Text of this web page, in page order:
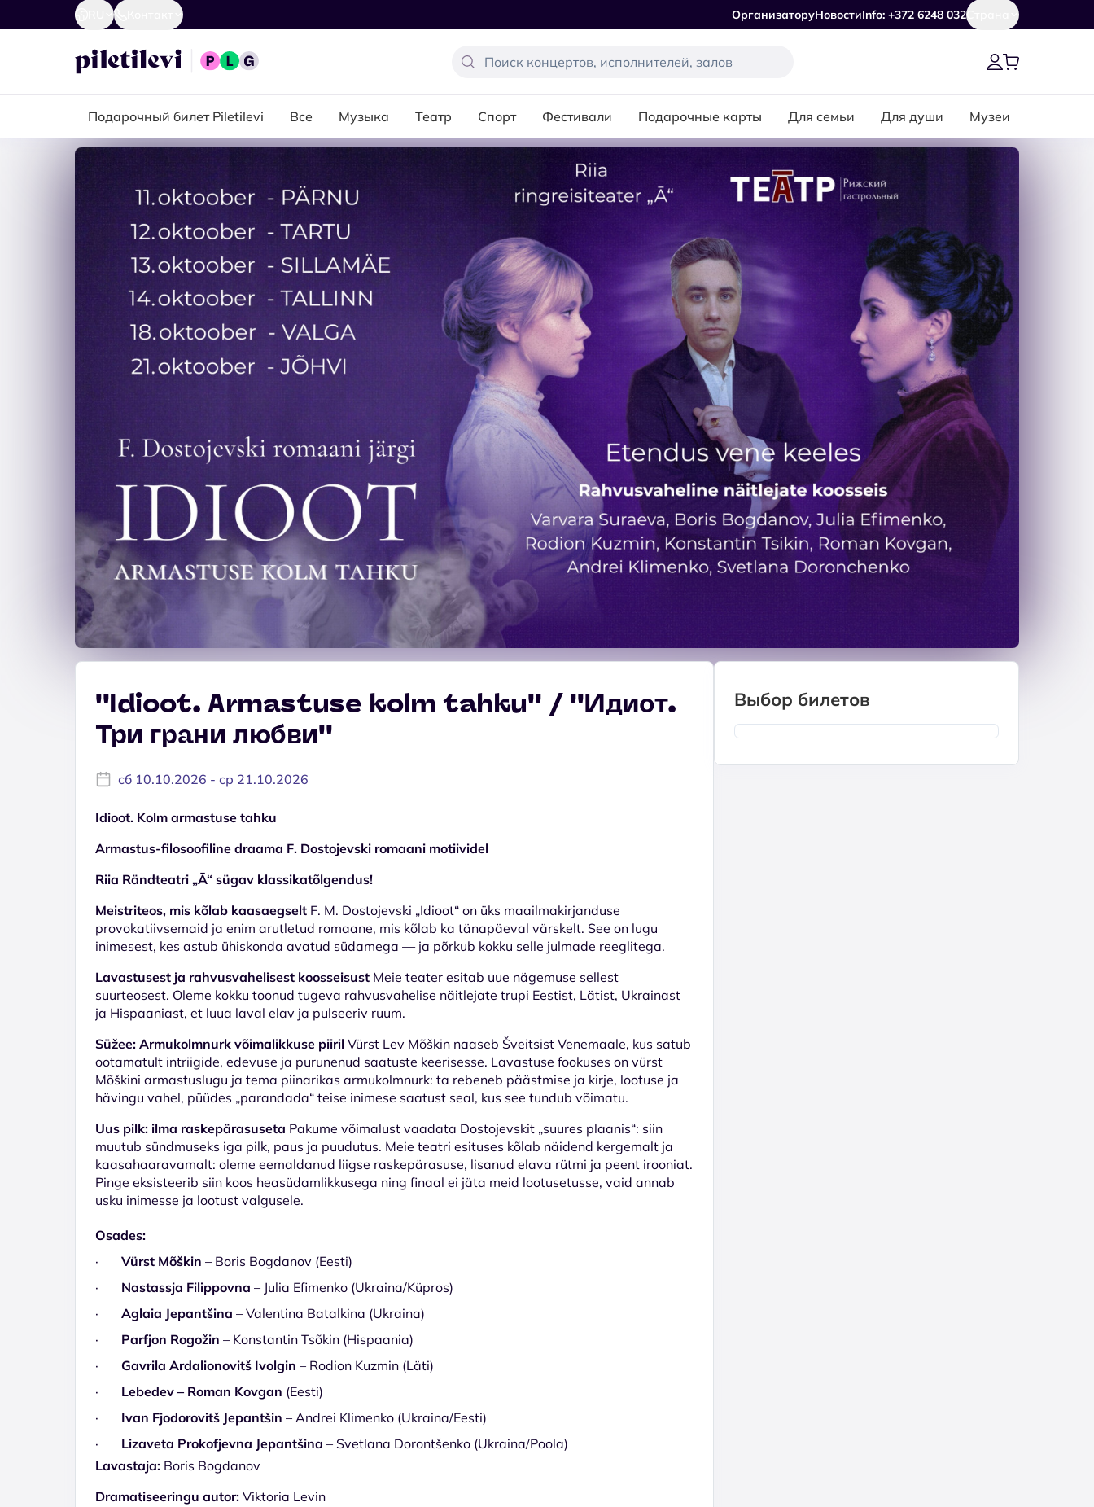
ОрганизаторуНовостиInfo: +372 6248 032Страна
Подарочный билет Piletilevi Все Музыка Театр Спорт Фестивали Подарочные карты Для семьи Для души Музеи
''Idioot. Armastuse kolm tahku'' / ''Идиот.
Три грани любви''
сб 10.10.2026 - ср 21.10.2026
Idioot. Kolm armastuse tahku
Armastus-filosoofiline draama F. Dostojevski romaani motiividel
Riia Rändteatri „Ā“ sügav klassikatõlgendus!
Meistriteos, mis kõlab kaasaegselt F. M. Dostojevski „Idioot“ on üks maailmakirjanduse
provokatiivsemaid ja enim arutletud romaane, mis kõlab ka tänapäeval värskelt. See on lugu
inimesest, kes astub ühiskonda avatud südamega — ja põrkub kokku selle julmade reeglitega.
Lavastusest ja rahvusvahelisest koosseisust Meie teater esitab uue nägemuse sellest
suurteosest. Oleme kokku toonud tugeva rahvusvahelise näitlejate trupi Eestist, Lätist, Ukrainast
ja Hispaaniast, et luua laval elav ja pulseeriv ruum.
Süžee: Armukolmnurk võimalikkuse piiril Vürst Lev Mõškin naaseb Šveitsist Venemaale, kus satub
ootamatult intriigide, edevuse ja purunenud saatuste keerisesse. Lavastuse fookuses on vürst
Mõškini armastuslugu ja tema piinarikas armukolmnurk: ta rebeneb päästmise ja kirje, lootuse ja
hävingu vahel, püüdes „parandada“ teise inimese saatust seal, kus see tundub võimatu.
Uus pilk: ilma raskepärasuseta Pakume võimalust vaadata Dostojevskit „suures plaanis“: siin
muutub sündmuseks iga pilk, paus ja puudutus. Meie teatri esituses kõlab näidend kergemalt ja
kaasahaaravamalt: oleme eemaldanud liigse raskepärasuse, lisanud elava rütmi ja peent irooniat.
Pinge eksisteerib siin koos heasüdamlikkusega ning finaal ei jäta meid lootusetusse, vaid annab
usku inimesse ja lootust valgusele.
Osades:
· Vürst Mõškin – Boris Bogdanov (Eesti)
· Nastassja Filippovna – Julia Efimenko (Ukraina/Küpros)
·
Aglaia Jepantšina – Valentina Batalkina (Ukraina)
· Parfjon Rogožin – Konstantin Tsõkin (Hispaania)
·
Gavrila Ardalionovitš Ivolgin – Rodion Kuzmin (Läti)
· Lebedev – Roman Kovgan (Eesti)
· Ivan Fjodorovitš Jepantšin – Andrei Klimenko (Ukraina/Eesti)
·
Lizaveta Prokofjevna Jepantšina – Svetlana Dorontšenko (Ukraina/Poola)
Lavastaja: Boris Bogdanov
Dramatiseeringu autor: Viktoria Levin
Выбор билетов